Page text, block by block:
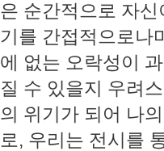
은 순간적으로 자
기를 간접적으로나
에 없는 오락성이
질 수 있을지 우려
의 위기가 되어 나
로, 우리는 전시를